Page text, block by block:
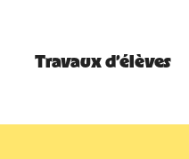
Travaux d’élèves